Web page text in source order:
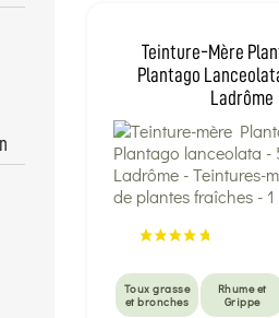
Teinture-Mère
Plantago
Ladrôme
Toux grasse
et bronches
Rhume et
Grippe